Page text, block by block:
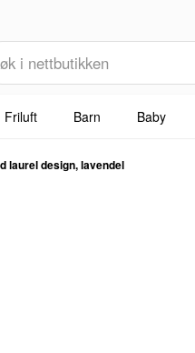
Friluft Barn Baby
laurel design, lavendel